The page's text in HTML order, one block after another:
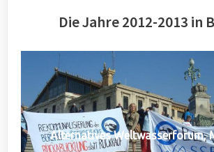
Die Jahre 2012-2013 in
Alternatives Weltwasserforum,